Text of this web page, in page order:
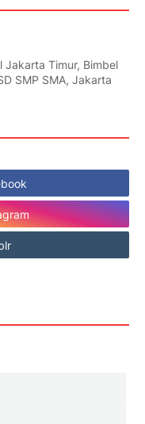
Jakarta Timur, Bimbel
SMP SMA, Jakarta